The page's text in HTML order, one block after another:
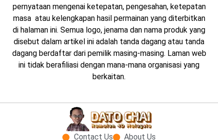
pernyataan mengenai ketepatan, pengesahan, ketepatan
masa atau kelengkapan hasil permainan yang diterbitkan
di halaman ini. Semua logo, jenama dan nama produk yang
disebut dalam artikel ini adalah tanda dagang atau tanda
dagang berdaftar dari pemilik masing-masing. Laman web
ini tidak berafiliasi dengan mana-mana organisasi yang
berkaitan.
Contact Us About Us